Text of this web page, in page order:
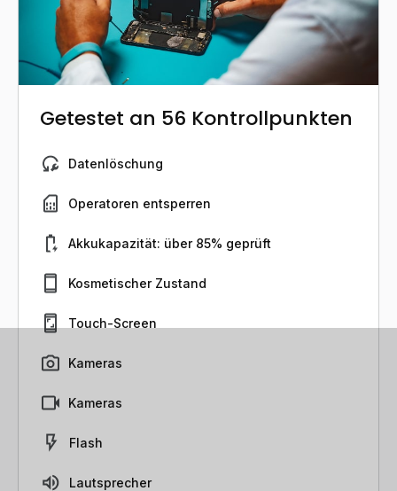
Getestet an 56 Kontrollpunkten
Datenlöschung
Operatoren entsperren
Akkukapazität: über 85% geprüft
Kosmetischer Zustand
Touch-Screen
Kameras
Kameras
Flash
Lautsprecher